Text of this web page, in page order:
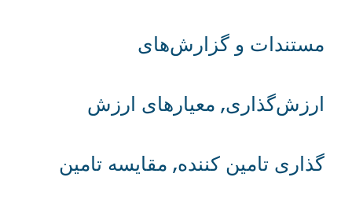
مستندات و گزارش‌های
ارزش‌گذاری, معیارهای ارزش
گذاری تامین کننده, مقایسه تامین